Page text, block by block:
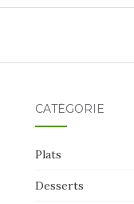
CATÉGORIE
Plats
Desserts